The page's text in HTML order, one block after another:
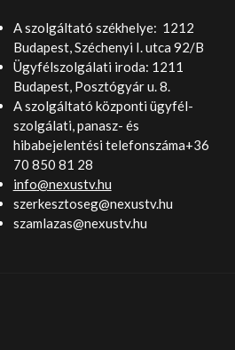
A szolgáltató székhelye: 1212
Budapest, Széchenyi I. utca 92/B
Ügyfélszolgálati iroda: 1211
Budapest, Posztógyár u. 8.
A szolgáltató központi ügyfél-
szolgálati, panasz- és
hibabejelentési telefonszáma+36
70 850 81 28
info@nexustv.hu
szerkesztoseg@nexustv.hu
szamlazas@nexustv.hu